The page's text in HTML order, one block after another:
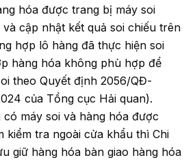
hóa được trang bị máy soi
cập nhật kết quả soi chiếu trên
hợp lô hàng đã thực hiện soi
hàng hóa không phù hợp để
theo Quyết định 2056/QĐ-
của Tổng cục Hải quan).
máy soi và hàng hóa được
kiểm tra ngoài cửa khẩu thì Chi
giữ hàng hóa bàn giao hàng hóa